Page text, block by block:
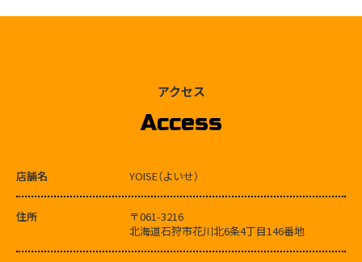
アクセス
Access
店舗名 YOISE（よいせ）
住所
〒061-3216
北海道石狩市花川北6条4丁目146番地